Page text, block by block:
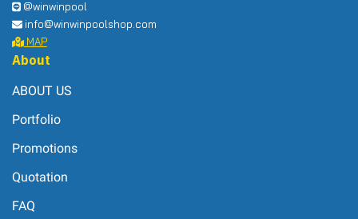
@winwinpool
info@winwinpoolshop.com
MAP
About
ABOUT US
Portfolio
Promotions
Quotation
FAQ